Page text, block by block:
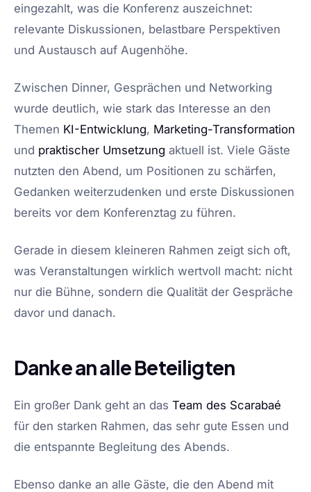
eingezahlt, was die Konferenz auszeichnet:
relevante Diskussionen, belastbare Perspektiven
und Austausch auf Augenhöhe.
Zwischen Dinner, Gesprächen und Networking
wurde deutlich, wie stark das Interesse an den
Themen KI-Entwicklung, Marketing-Transformation
und praktischer Umsetzung aktuell ist. Viele Gäste
nutzten den Abend, um Positionen zu schärfen,
Gedanken weiterzudenken und erste Diskussionen
bereits vor dem Konferenztag zu führen.
Gerade in diesem kleineren Rahmen zeigt sich oft,
was Veranstaltungen wirklich wertvoll macht: nicht
nur die Bühne, sondern die Qualität der Gespräche
davor und danach.
Danke an alle Beteiligten
Ein großer Dank geht an das Team des Scarabaé
für den starken Rahmen, das sehr gute Essen und
die entspannte Begleitung des Abends.
Ebenso danke an alle Gäste, die den Abend mit